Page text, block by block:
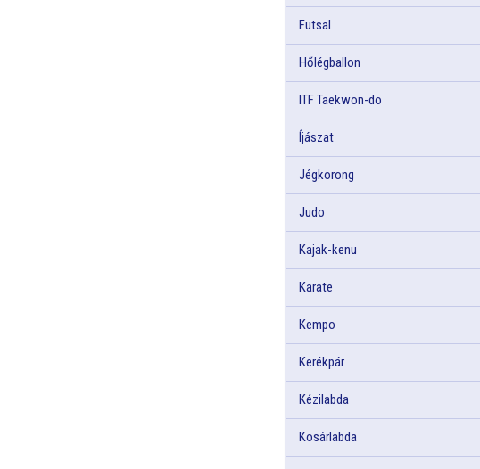
Futsal
Hőlégballon
ITF Taekwon-do
Íjászat
Jégkorong
Judo
Kajak-kenu
Karate
Kempo
Kerékpár
Kézilabda
Kosárlabda